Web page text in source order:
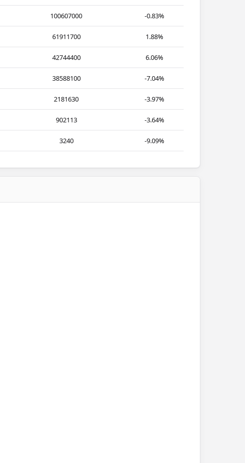
100607000 -0.83%
61911700 1.88%
42744400 6.06%
38588100 -7.04%
2181630 -3.97%
902113 -3.64%
3240 -9.09%